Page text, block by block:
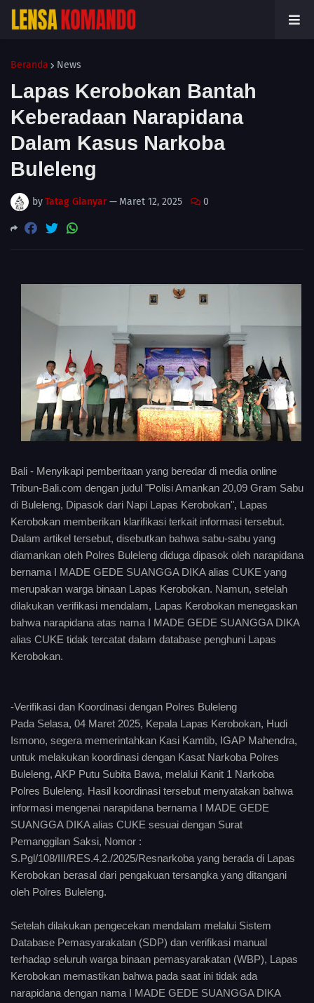
Beranda News
Lapas Kerobokan Bantah
Keberadaan Narapidana
Dalam Kasus Narkoba
Buleleng
byTatag Gianyar— Maret 12, 2025 0
Bali - Menyikapi pemberitaan yang beredar di media online
Tribun-Bali.com dengan judul "Polisi Amankan 20,09 Gram Sabu
di Buleleng, Dipasok dari Napi Lapas Kerobokan", Lapas
Kerobokan memberikan klarifikasi terkait informasi tersebut.
Dalam artikel tersebut, disebutkan bahwa sabu-sabu yang
diamankan oleh Polres Buleleng diduga dipasok oleh narapidana
bernama I MADE GEDE SUANGGA DIKA alias CUKE yang
merupakan warga binaan Lapas Kerobokan. Namun, setelah
dilakukan verifikasi mendalam, Lapas Kerobokan menegaskan
bahwa narapidana atas nama I MADE GEDE SUANGGA DIKA
alias CUKE tidak tercatat dalam database penghuni Lapas
Kerobokan.
-Verifikasi dan Koordinasi dengan Polres Buleleng
Pada Selasa, 04 Maret 2025, Kepala Lapas Kerobokan, Hudi
Ismono, segera memerintahkan Kasi Kamtib, IGAP Mahendra,
untuk melakukan koordinasi dengan Kasat Narkoba Polres
Buleleng, AKP Putu Subita Bawa, melalui Kanit 1 Narkoba
Polres Buleleng. Hasil koordinasi tersebut menyatakan bahwa
informasi mengenai narapidana bernama I MADE GEDE
SUANGGA DIKA alias CUKE sesuai dengan Surat
Pemanggilan Saksi, Nomor :
S.Pgl/108/III/RES.4.2./2025/Resnarkoba yang berada di Lapas
Kerobokan berasal dari pengakuan tersangka yang ditangani
oleh Polres Buleleng.
Setelah dilakukan pengecekan mendalam melalui Sistem
Database Pemasyarakatan (SDP) dan verifikasi manual
terhadap seluruh warga binaan pemasyarakatan (WBP), Lapas
Kerobokan memastikan bahwa pada saat ini tidak ada
narapidana dengan nama I MADE GEDE SUANGGA DIKA